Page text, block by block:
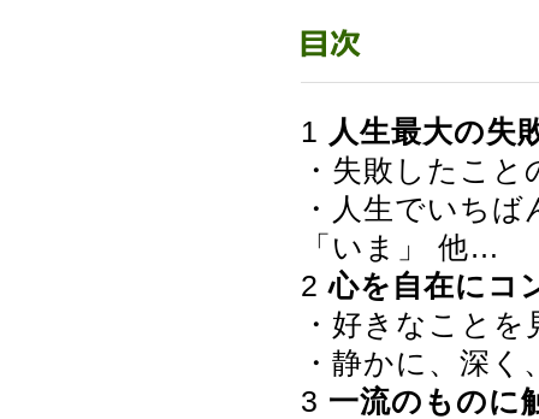
1 人生最大の失
・失敗したこ
・人生でいち
「いま」 他…
2心を自在にコ
・好きなこと
・静かに、深
3 一流のものに